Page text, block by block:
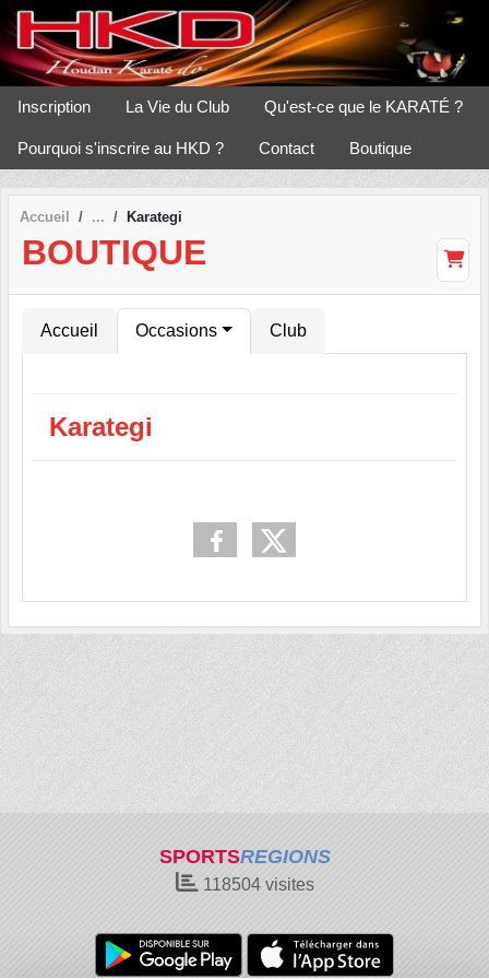
Inscription La Vie du Club Qu'est-ce que le KARATÉ ?
Pourquoi s'inscrire au HKD ? Contact Boutique
Accueil Karategi
BOUTIQUE
Accueil Occasions Club
Karategi
SPORTSREGIONS
118504visites
Panneau de gestion des cookies